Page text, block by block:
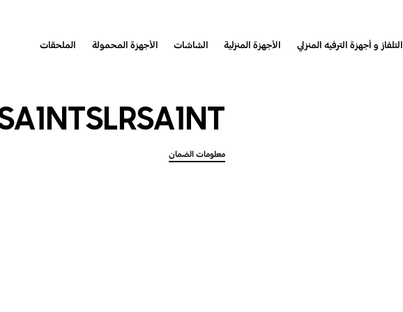
التلفاز و أجهزة الترفيه المنزلي الأجهزة المنزلية الشاشات الأجهزة المحمولة الملحقات
معلومات الضمان